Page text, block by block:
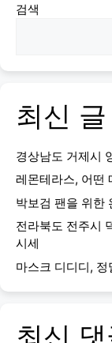
검색
최신 글
경상남도 거제시
레몬테라스, 어떤
박보검 팬을 위한
전라북도 전주시
시세
마스크 디디디,
최신